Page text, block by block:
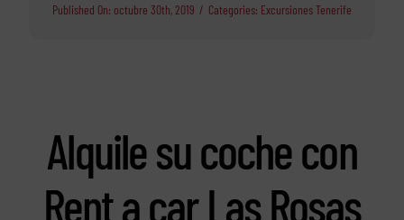
Published On: octubre 30th, 2019 / Categories: Excursiones Tenerife
Alquile su coche con
Rent a car Las Rosas